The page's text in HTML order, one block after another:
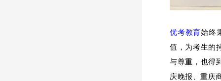
优考教育始终
值，为考生的
与尊重，也得
庆晚报、重庆